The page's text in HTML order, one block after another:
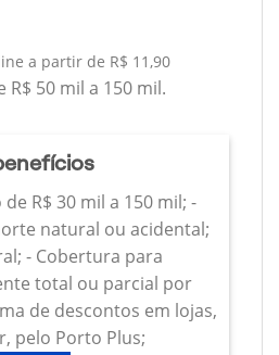
a partir de R$ 11,90
R$ 50 mil a 150 mil.
R$ 30 mil a 150 mil; -
natural ou acidental;
- Cobertura para
total ou parcial por
de descontos em lojas,
pelo Porto Plus;